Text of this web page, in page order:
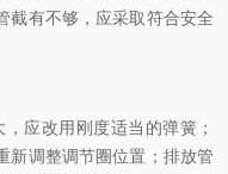
截有不够，应采取符合安全
应改用刚度适当的弹簧；
新调整调节圈位置；排放管